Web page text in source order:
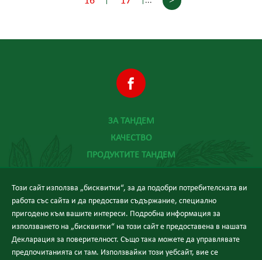
ЗА ТАНДЕМ
КАЧЕСТВО
ПРОДУКТИТЕ ТАНДЕМ
НОВИНИ
КОНТАКТИ
Този сайт използва „бисквитки“, за да подобри потребителската ви
работа със сайта и да предостави съдържание, специално
пригодено към вашите интереси. Подробна информация за
използването на „бисквитки“ на този сайт е предоставена в нашата
Декларация за поверителност. Също така можете да управлявате
предпочитанията си там. Използвайки този уебсайт, вие се